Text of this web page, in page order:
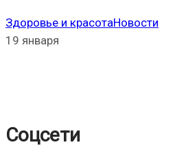
Здоровье и красотаНовости
19 января
Соцсети